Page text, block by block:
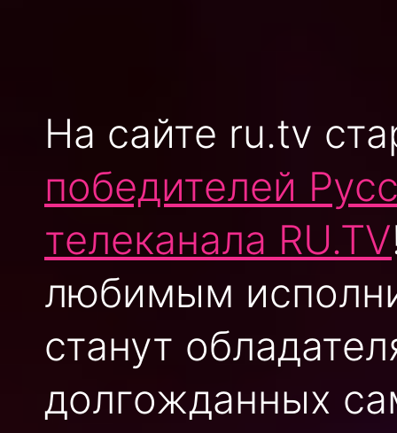
На сайте ru.tv
победителей
телеканала RU.TV
любимым
станут
долгожданных